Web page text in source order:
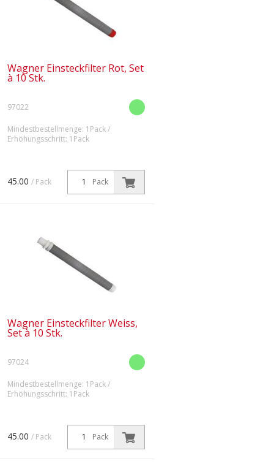
Wagner Einsteckfilter Rot, Set
à 10 Stk.
97022
Mindestbestellmenge: 1Pack /
Erhöhungsschritt: 1Pack
Einsteckfilter haben 180 Maschen
mit einer Maschenweite von 0,084
mm.
Pack
45.00 / Pack
Wagner Einsteckfilter Weiss,
Set à 10 Stk.
97024
Mindestbestellmenge: 1Pack /
Erhöhungsschritt: 1Pack
Pack
45.00 / Pack